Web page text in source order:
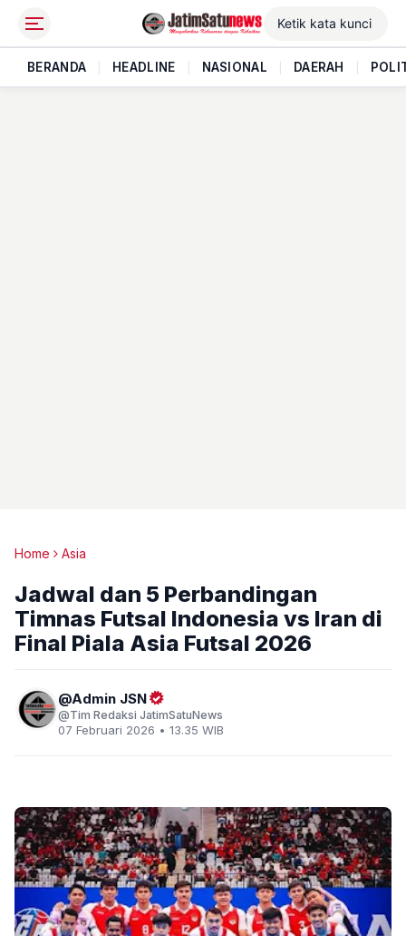
BERANDA HEADLINE NASIONAL DAERAH
Home Asia
Jadwal dan 5 Perbandingan
Timnas Futsal Indonesia vs Iran di
Final Piala Asia Futsal 2026
Admin JSN
Tim Redaksi JatimSatuNews
07 Februari 2026 • 13.35 WIB